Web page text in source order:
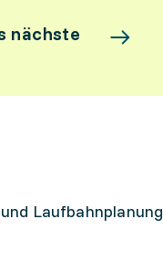
nächste
Laufbahnplanung